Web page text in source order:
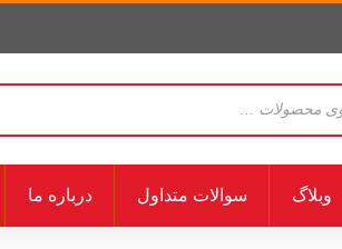
وبلاگ سوالات متداول درباره ما